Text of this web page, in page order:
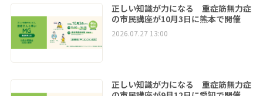
正しい知識が力になる 重症筋無力症
の市民講座が10月3日に熊本で開催
2026.07.27 13:00
正しい知識が力になる 重症筋無力症